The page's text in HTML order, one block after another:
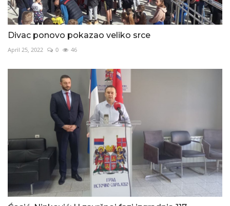
Divac ponovo pokazao veliko srce
April 25, 2022 0 46